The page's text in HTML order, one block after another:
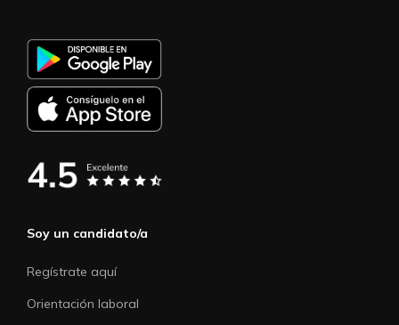
Soy un candidato/a
Regístrate aquí
Orientación laboral